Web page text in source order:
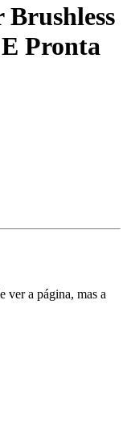
Pronta
ver a página, mas a